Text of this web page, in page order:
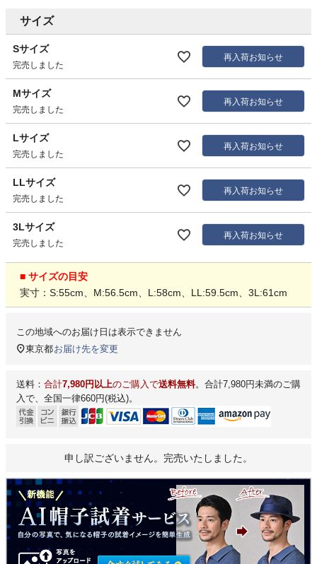
サイズ
Sサイズ
完売しました
再入荷お知らせ
Mサイズ
完売しました
再入荷お知らせ
Lサイズ
完売しました
再入荷お知らせ
LLサイズ
完売しました
再入荷お知らせ
3Lサイズ
完売しました
再入荷お知らせ
■ サイズの目安
実寸：S:55cm、M:56.5cm、L:58cm、LL:59.5cm、3L:61cm
この地域へのお届け日は表示できません
東京都お届け先を変更
送料： 合計7,980円以上のご購入で送料無料。合計7,980円未満のご購
入で、全国一律660円(税込)。
申し訳ございません。完売いたしました。